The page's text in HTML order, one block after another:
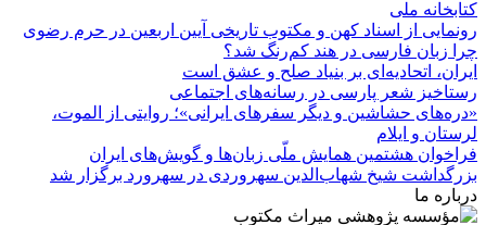
کتابخانه ملی
رونمایی از اسناد کهن و مکتوب تاریخی آیین اربعین در حرم رضوی
چرا زبان فارسی در هند کم‌رنگ شد؟
ایران، اتحادیه‌ای بر بنیاد صلح و عشق است
رستاخیز شعر پارسی در رسانه‌های اجتماعی
«دره‌های حشاشین و دیگر سفرهای ایرانی»؛ روایتی از الموت،
لرستان و ایلام
فراخوان هشتمین همایش ملّی زبان‌ها و گویش‌های ایران
بزرگداشت شیخ شهاب‌الدین سهروردی در سهرورد برگزار شد
درباره ما